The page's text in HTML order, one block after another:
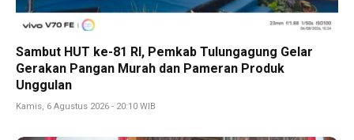
Sambut HUT ke-81 RI, Pemkab Tulungagung Gelar
Gerakan Pangan Murah dan Pameran Produk
Unggulan
Kamis, 6 Agustus 2026 - 20:10 WIB